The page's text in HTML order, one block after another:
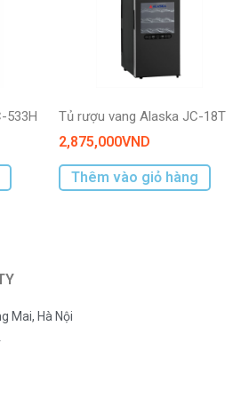
thiểu được hiện tượng đóng tuyết
sinh tủ mát được nhanh chóng và
chất minh họa
533H Tủ rượu vang Alaska JC-18T
2,875,000VND
Thêm vào giỏ hàng
Mai, Hà Nội